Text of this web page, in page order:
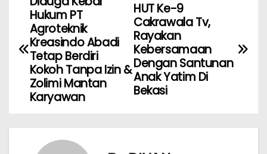
HUT Ke-9
Cakrawala Tv,
Rayakan
Kebersamaan
Dengan Santunan
Anak Yatim Di
Bekasi
Hukum PT
Agroteknik
Kreasindo Abadi
Tetap Berdiri
Kokoh Tanpa Izin &
Zolimi Mantan
Karyawan